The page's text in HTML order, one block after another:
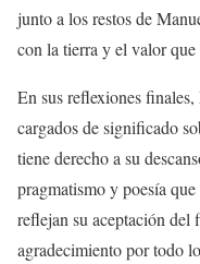
junto a los restos de
con la tierra y el valor que
En sus reflexiones
cargados de significado
tiene derecho a su
pragmatismo y poesía
reflejan su aceptación del
agradecimiento por todo